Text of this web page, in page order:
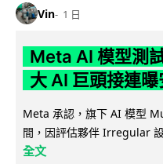
Vin 1 日
Meta AI 模型測
大 AI 巨頭接連曝
Meta 承認，旗下 AI 模型
間，因評估夥伴 Irregular
全文